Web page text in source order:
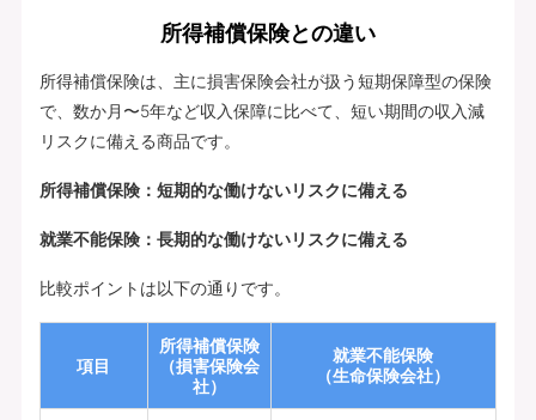
所得補償保険との違い
所得補償保険は、主に損害保険会社が扱う短期保障型の保険
で、数か月〜5年など収入保障に比べて、短い期間の収入減
リスクに備える商品です。
所得補償保険：短期的な働けないリスクに備える
就業不能保険：長期的な働けないリスクに備える
比較ポイントは以下の通りです。
項目
所得補償保険
（損害保険会
社）
就業不能保険
（生命保険会社）